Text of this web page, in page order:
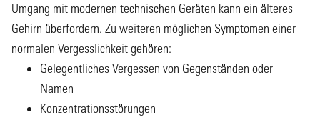
Umgang mit modernen technischen Geräten kann ein älteres
Gehirn überfordern. Zu weiteren möglichen Symptomen einer
normalen Vergesslichkeit gehören:
Gelegentliches Vergessen von Gegenständen oder
Namen
Konzentrationsstörungen